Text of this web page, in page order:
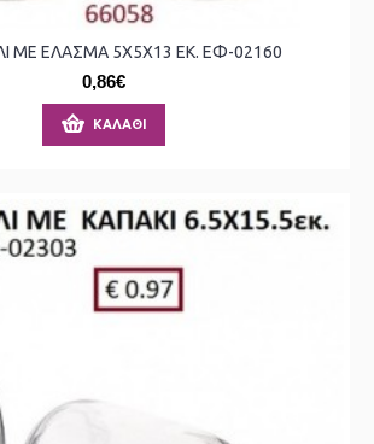
ΜΕ ΕΛΑΣΜΑ 5X5X13 ΕΚ. ΕΦ-02160
0,86€
ΚΑΛΆΘΙ